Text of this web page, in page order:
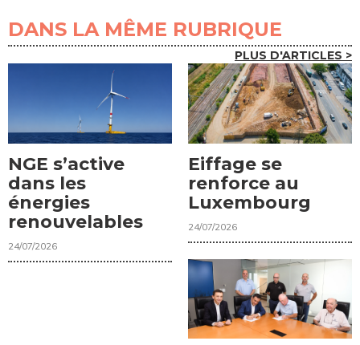
DANS LA MÊME RUBRIQUE
PLUS D'ARTICLES >
NGE s’active
dans les
énergies
renouvelables
24/07/2026
Eiffage se
renforce au
Luxembourg
24/07/2026